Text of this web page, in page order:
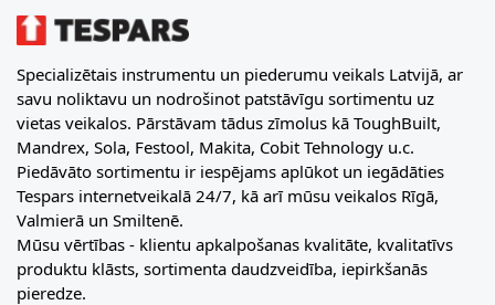
Specializētais instrumentu un piederumu veikals Latvijā, ar
savu noliktavu un nodrošinot patstāvīgu sortimentu uz
vietas veikalos. Pārstāvam tādus zīmolus kā ToughBuilt,
Mandrex, Sola, Festool, Makita, Cobit Tehnology u.c.
Piedāvāto sortimentu ir iespējams aplūkot un iegādāties
Tespars internetveikalā 24/7, kā arī mūsu veikalos Rīgā,
Valmierā un Smiltenē.
Mūsu vērtības - klientu apkalpošanas kvalitāte, kvalitatīvs
produktu klāsts, sortimenta daudzveidība, iepirkšanās
pieredze.